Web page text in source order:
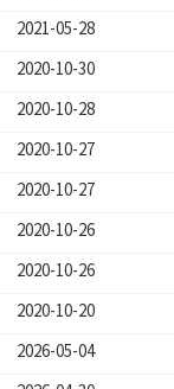
2021-05-28
2020-10-30
2020-10-28
2020-10-27
2020-10-27
2020-10-26
2020-10-26
2020-10-20
2026-05-04